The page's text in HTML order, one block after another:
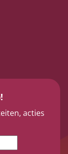
acties